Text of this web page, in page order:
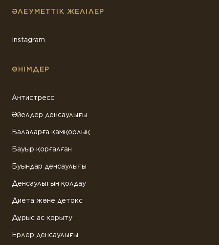
ӘЛЕУМЕТТІК ЖЕЛІЛЕР
Instagram
ӨНІМДЕР
Антистресс
Әйелдер денсаулығы
Балаларға қамқорлық
Бауыр қорғалған
Буындар денсаулығы
Денсаулығын қолдау
Диета және детокс
Дұрыс ас қорыту
Ерлер денсаулығы